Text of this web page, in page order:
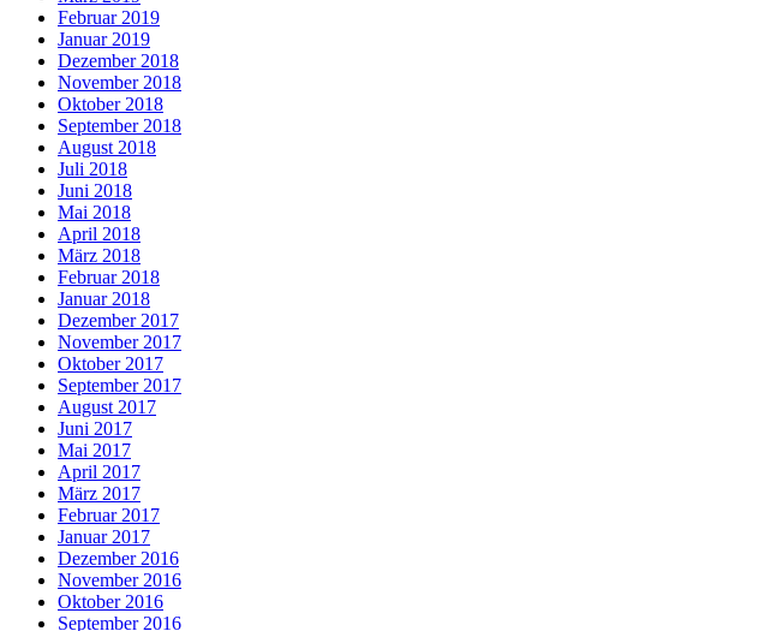
Februar 2019
Januar 2019
Dezember 2018
November 2018
Oktober 2018
September 2018
August 2018
Juli 2018
Juni 2018
Mai 2018
April 2018
März 2018
Februar 2018
Januar 2018
Dezember 2017
November 2017
Oktober 2017
September 2017
August 2017
Juni 2017
Mai 2017
April 2017
März 2017
Februar 2017
Januar 2017
Dezember 2016
November 2016
Oktober 2016
September 2016